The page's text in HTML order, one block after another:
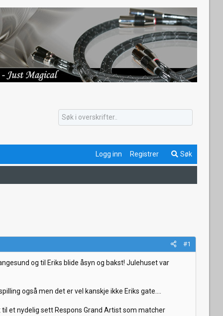
Logg inn Registrer Søk
#1
og til Eriks blide åsyn og bakst! Julehuset var
også men det er vel kanskje ikke Eriks gate....
et nydelig sett Respons Grand Artist som matcher